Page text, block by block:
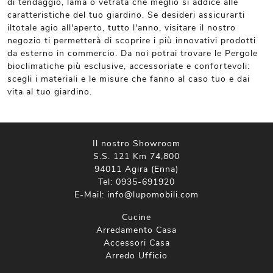
caratteristiche del tuo giardino. Se desideri assicurarti
iltotale agio all'aperto, tutto l'anno, visitare il nostro
negozio ti permetterà di scoprire i più innovativi prodotti
da esterno in commercio. Da noi potrai trovare le Pergole
bioclimatiche più esclusive, accessoriate e confortevoli:
scegli i materiali e le misure che fanno al caso tuo e dai
vita al tuo giardino.
Il nostro Showroom
S.S. 121 Km 74,800
94011 Agira (Enna)
Tel: 0935-691920
E-Mail: info@lupomobili.com
Cucine
Arredamento Casa
Accessori Casa
Arredo Ufficio